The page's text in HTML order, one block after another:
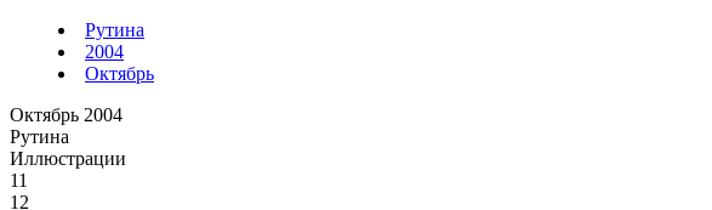
Рутина
2004
Октябрь
Октябрь 2004
Рутина
Иллюстрации
11
12